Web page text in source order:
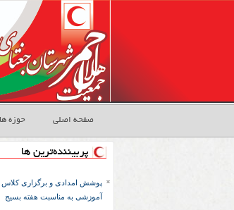
صفحه اصلی حوزه
پربیننده‌ترین ها
پوشش امدادی و برگزاری
آموزشی به مناسبت هفته بسیج